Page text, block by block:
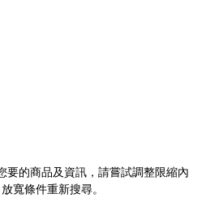
要的商品及資訊，請嘗試調整限縮內
寬條件重新搜尋。